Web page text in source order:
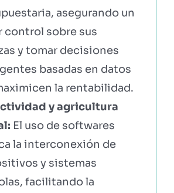
asegurando un
control sobre sus
y tomar decisiones
basadas en datos
la rentabilidad.
y agricultura
El uso de softwares
la interconexión de
y sistemas
facilitando la